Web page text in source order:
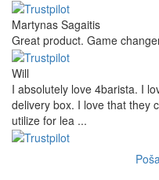
Martynas Sagaitis
Great product. Game
Will
I absolutely love 4barista. I
delivery box. I love that they
utilize for lea ...